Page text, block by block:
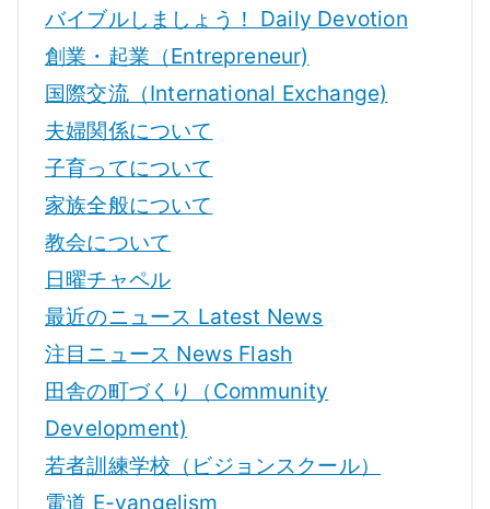
バイブルしましょう！ Daily Devotion
創業・起業（Entrepreneur)
国際交流（International Exchange)
夫婦関係について
子育ってについて
家族全般について
教会について
日曜チャペル
最近のニュース Latest News
注目ニュース News Flash
田舎の町づくり（Community
Development)
若者訓練学校（ビジョンスクール）
電道 E-vangelism